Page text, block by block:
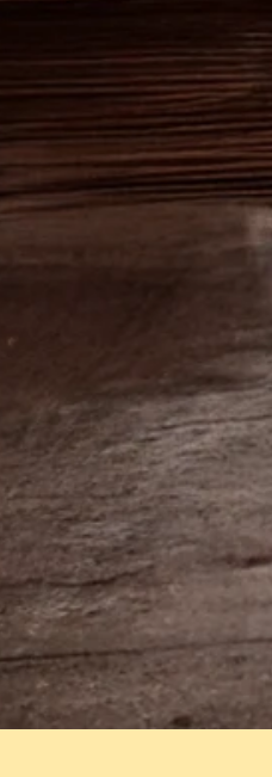
i hjem, hvor de
opbevarede ting. De
små flyvende møl
i tøj, tæpper eller
noget tid. Derfor er
ikke får lov at
andet få gode
både nye og ældre
andre mindre
rundt. Haver med
grønne strøg
mange hjem
Du kan få mølhjælp
Udfyld blot
en lokal specialist.